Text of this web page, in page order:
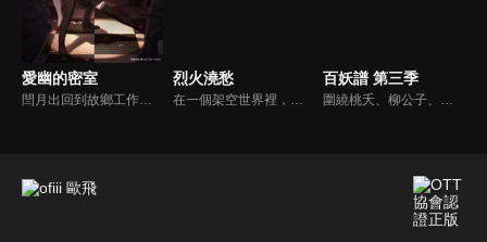
愛幽的密室
閆月出回到故鄉工作，在入職的公司裡認識了新的朋友，在一次進入XY密室館遊玩密室遊戲後，他發現自己被密室館的老闆許愛幽所吸引。然而，這卻是他陷入一個又一個詭異密室幻境的開始。與此同時，隨著閆月出與許愛幽的接觸，越來越多的事件接連發生在閆月出的身邊，這些事件甚至將他的朋友也捲入其中。
烈火澆愁
在一個架空世界裡，有一小群存在著“特殊能力”的人。他們不會在普通人面前暴露自己，並通過一個自治組織——異控中心，對各種特能造成的非自然事件進行管理，維護社會秩序。然而隨著時間流逝，特能人之間也出現了立場分化。有人想要守護和平，有人想利用特能攫取私利。矛盾，一觸即發。
百妖譜 第三季
圍繞桃夭、柳公子、磨牙一行在京師的遊歷。無論是桃夭與丁三四的互動，還是老張帶給柳公子跨越人生和廚藝的指點，亦或是磨牙面對傒囊時的左右為難，都讓一行人各自獲得新的成長。而同時，封無樂，陳白水等人也獲得各自的救贖，或許人生旅途就是這般互相影響，五味雜陳。